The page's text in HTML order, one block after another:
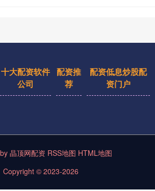
十大配资软件
公司
配资推
荐
配资低息炒股配
资门户
晶顶网配资 RSS地图 HTML地图
Copyright © 2023-2026